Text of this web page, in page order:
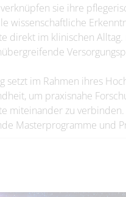
sie ihre
wissenschaftliche
direkt im klinischen
setzt im Rahmen ihres
um praxisnahe
miteinander zu
Masterprogramme und